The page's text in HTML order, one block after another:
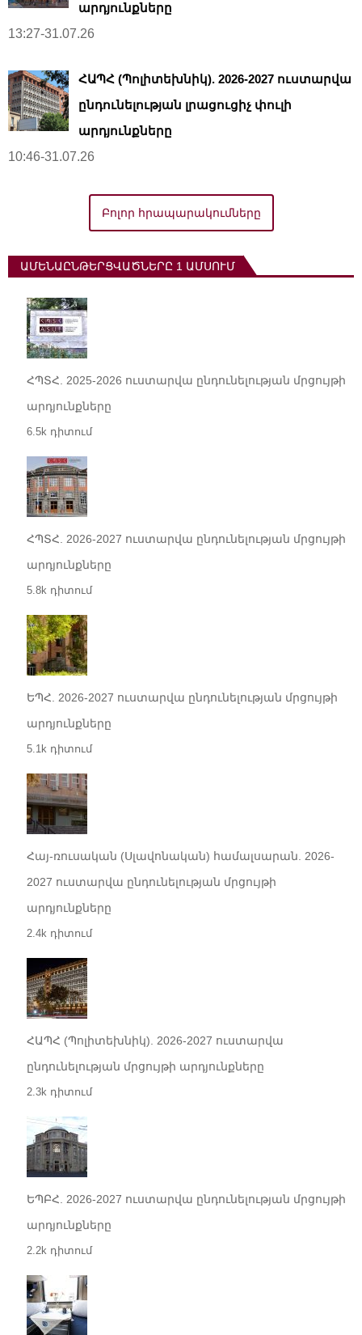
արդյունքները
13:27-31.07.26
ՀԱՊՀ (Պոլիտեխնիկ). 2026-2027 ուստարվա
ընդունելության լրացուցիչ փուլի
արդյունքները
10:46-31.07.26
Բոլոր հրապարակումները
ԱՄԵՆԱԸՆԹԵՐՑՎԱԾՆԵՐԸ 1 ԱՄՍՈՒՄ
ՀՊՏՀ. 2025-2026 ուստարվա ընդունելության մրցույթի
արդյունքները
6.5k դիտում
ՀՊՏՀ. 2026-2027 ուստարվա ընդունելության մրցույթի
արդյունքները
5.8k դիտում
ԵՊՀ. 2026-2027 ուստարվա ընդունելության մրցույթի
արդյունքները
5.1k դիտում
Հայ-ռուսական (Սլավոնական) համալսարան. 2026-
2027 ուստարվա ընդունելության մրցույթի
արդյունքները
2.4k դիտում
ՀԱՊՀ (Պոլիտեխնիկ). 2026-2027 ուստարվա
ընդունելության մրցույթի արդյունքները
2.3k դիտում
ԵՊԲՀ. 2026-2027 ուստարվա ընդունելության մրցույթի
արդյունքները
2.2k դիտում